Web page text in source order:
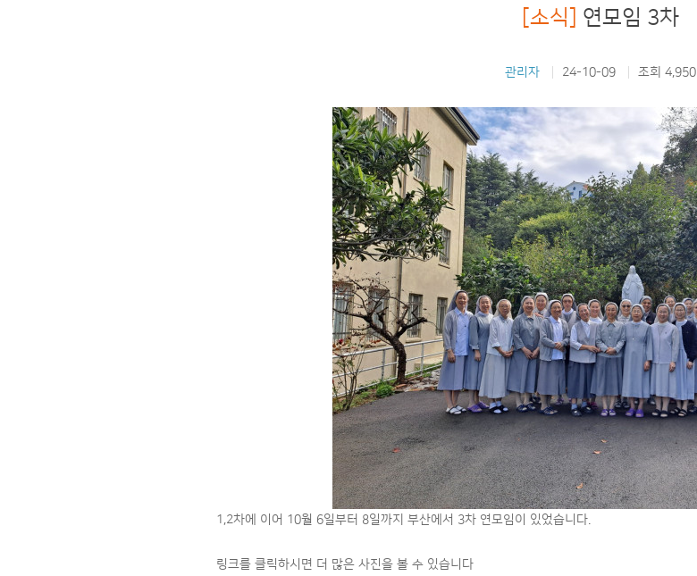
[소식] 연모임 3차
관리자 24-10-09 조회 4,950
1,2차에 이어 10월 6일부터 8일까지 부산에서 3차 연모임이 있었습니다.
링크를 클릭하시면 더 많은 사진을 볼 수 있습니다